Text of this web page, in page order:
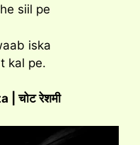
siil pe
iska
kal pe.
| चोट रेशमी